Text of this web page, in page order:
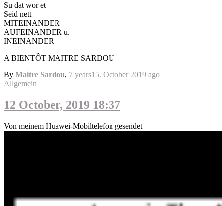
Su dat wor et
Seid nett
MITEINANDER
AUFEINANDER u.
INEINANDER
A BIENTÔT MAITRE SARDOU
By Maitre Sardou, 7 years15. October 2019 ago
Allgemein
12 October, 2019 18:37
Von meinem Huawei-Mobiltelefon gesendet